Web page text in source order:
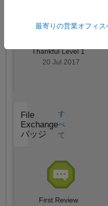
Thankful Level 1
20 Jul 2017
File
Exchange
バッジ
す
べ
て
First Review
最寄りの営業オフィ